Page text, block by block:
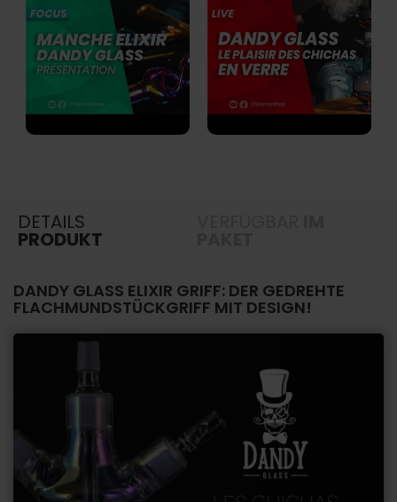
DETAILS
PRODUKT
DANDY GLASS ELIXIR GRIFF: DER GEDREHTE
FLACHMUNDSTÜCKGRIFF MIT DESIGN!